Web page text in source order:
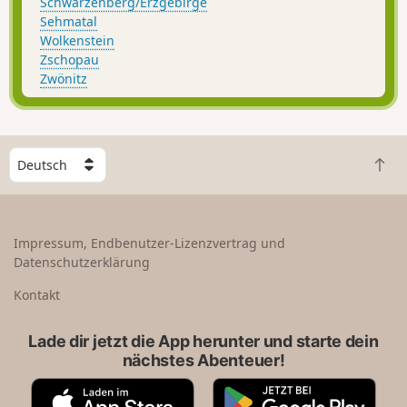
Sehmatal
Wolkenstein
Zschopau
Zwönitz
W
ä
h
e
n
Z
u
Impressum, Endbenutzer-Lizenzvertrag und
Datenschutzerklärung
Kontakt
Lade dir jetzt die App herunter und starte dein
nächstes Abenteuer!
A
G